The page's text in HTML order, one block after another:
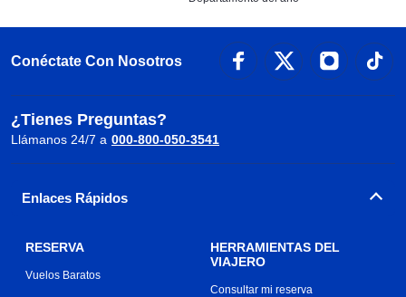
Conéctate Con Nosotros
¿Tienes Preguntas?
Llámanos 24/7 a 000-800-050-3541
Enlaces Rápidos
RESERVA
Vuelos Baratos
HERRAMIENTAS DEL
VIAJERO
Consultar mi reserva